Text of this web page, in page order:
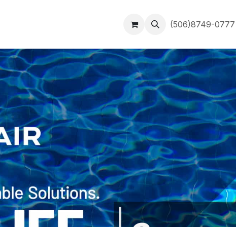
(506)8749-0777